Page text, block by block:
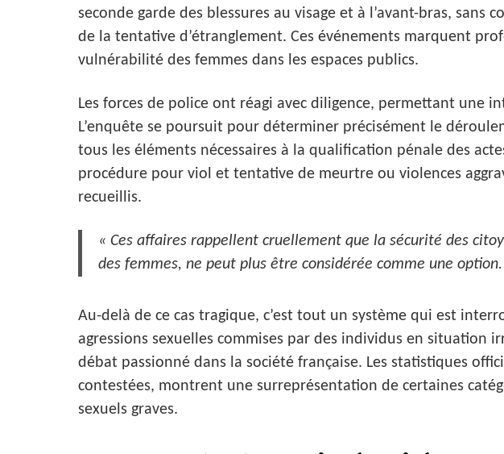
seconde garde des blessures au visage et à l’avant-bras, sans
de la tentative d’étranglement. Ces événements marquent
vulnérabilité des femmes dans les espaces publics.
Les forces de police ont réagi avec diligence, permettant une
L’enquête se poursuit pour déterminer précisément le
tous les éléments nécessaires à la qualification pénale des
procédure pour viol et tentative de meurtre ou violences
recueillis.
« Ces affaires rappellent cruellement que la sécurité des
des femmes, ne peut plus être considérée comme une
Au-delà de ce cas tragique, c’est tout un système qui est
agressions sexuelles commises par des individus en situation
débat passionné dans la société française. Les statistiques
contestées, montrent une surreprésentation de certaines
sexuels graves.